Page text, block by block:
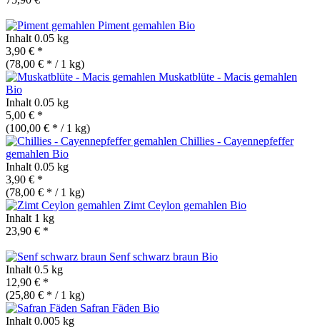
Piment gemahlen Bio
Inhalt 0.05 kg
3,90 € *
(78,00 € * / 1 kg)
Muskatblüte - Macis gemahlen
Bio
Inhalt 0.05 kg
5,00 € *
(100,00 € * / 1 kg)
Chillies - Cayennepfeffer
gemahlen Bio
Inhalt 0.05 kg
3,90 € *
(78,00 € * / 1 kg)
Zimt Ceylon gemahlen Bio
Inhalt 1 kg
23,90 € *
Senf schwarz braun Bio
Inhalt 0.5 kg
12,90 € *
(25,80 € * / 1 kg)
Safran Fäden Bio
Inhalt 0.005 kg